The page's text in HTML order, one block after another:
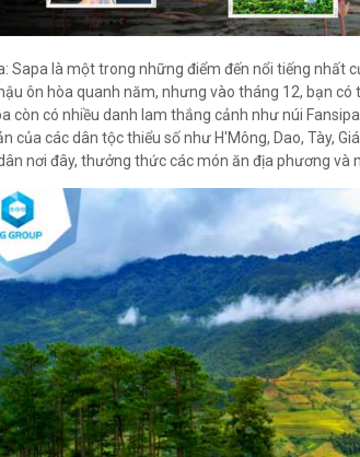
Sapa là một trong những điểm đến nổi tiếng nhất
ôn hòa quanh năm, nhưng vào tháng 12, bạn
còn có nhiều danh lam thắng cảnh như núi
của các dân tộc thiểu số như H'Mông, Dao, Tày,
nơi đây, thưởng thức các món ăn địa phương